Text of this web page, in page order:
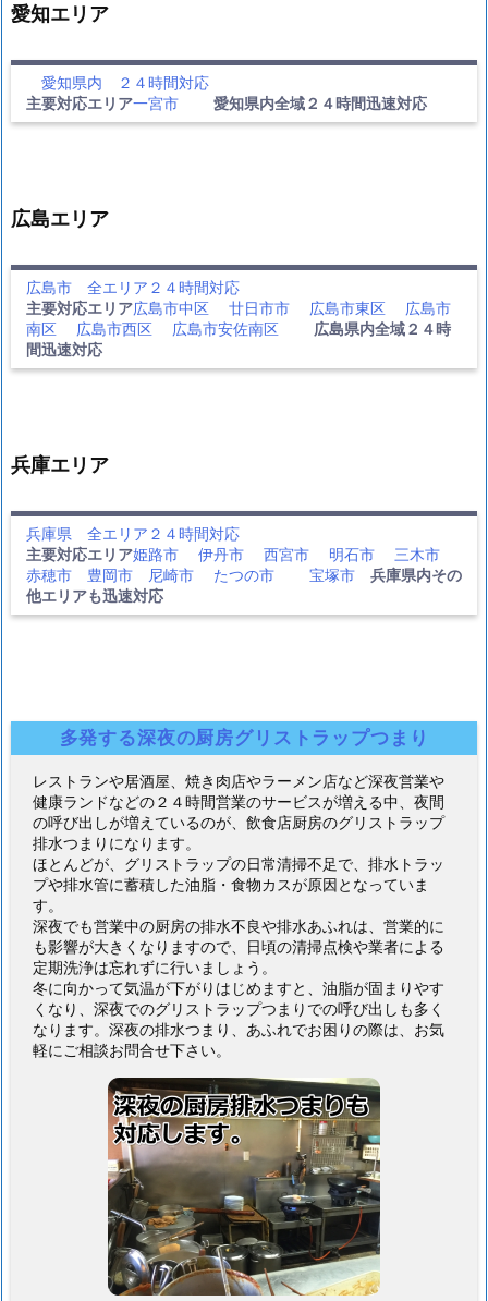
愛知エリア
愛知県内 ２４時間対応
主要対応エリア一宮市 愛知県内全域２４時間迅速対応
広島エリア
広島市 全エリア２４時間対応
主要対応エリア広島市中区 廿日市市 広島市東区
広島市
南区
広島市西区 広島市安佐南区
広島県内全域２４時
間迅速対応
兵庫エリア
兵庫県 全エリア２４時間対応
主要対応エリア姫路市 伊丹市 西宮市 明石市
三木市
赤穂市
豊岡市 尼崎市 たつの市 宝塚市
兵庫県内その
他エリアも迅速対応
多発する深夜の厨房グリストラップつまり
レストランや居酒屋、焼き肉店やラーメン店など深夜営業や
健康ランドなどの２４時間営業のサービスが増える中、夜間
の呼び出しが増えているのが、飲食店厨房のグリストラップ
排水つまりになります。
ほとんどが、グリストラップの日常清掃不足で、排水トラッ
プや排水管に蓄積した油脂・食物カスが原因となっていま
す。
深夜でも営業中の厨房の排水不良や排水あふれは、営業的に
も影響が大きくなりますので、日頃の清掃点検や業者による
定期洗浄は忘れずに行いましょう。
冬に向かって気温が下がりはじめますと、油脂が固まりやす
くなり、深夜でのグリストラップつまりでの呼び出しも多く
なります。深夜の排水つまり、あふれでお困りの際は、お気
軽にご相談お問合せ下さい。